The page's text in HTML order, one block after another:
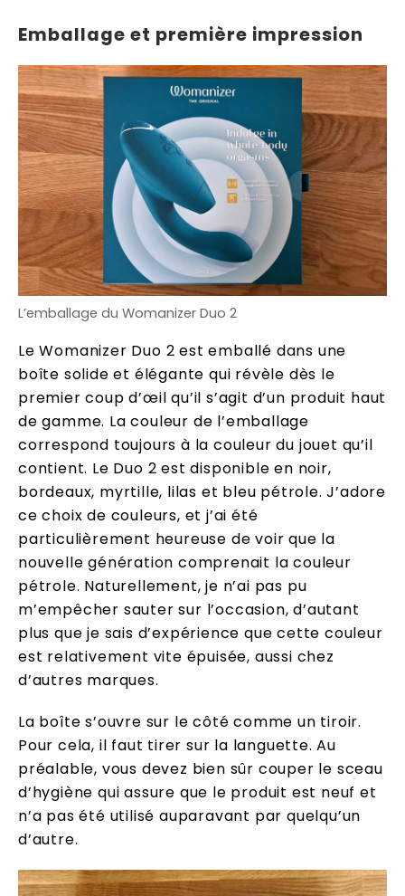
Emballage et première impression
L’emballage du Womanizer Duo 2
Le Womanizer Duo 2 est emballé dans une
boîte solide et élégante qui révèle dès le
premier coup d’œil qu’il s’agit d’un produit haut
de gamme. La couleur de l’emballage
correspond toujours à la couleur du jouet qu’il
contient. Le Duo 2 est disponible en noir,
bordeaux, myrtille, lilas et bleu pétrole. J’adore
ce choix de couleurs, et j’ai été
particulièrement heureuse de voir que la
nouvelle génération comprenait la couleur
pétrole. Naturellement, je n’ai pas pu
m’empêcher sauter sur l’occasion, d’autant
plus que je sais d’expérience que cette couleur
est relativement vite épuisée, aussi chez
d’autres marques.
La boîte s’ouvre sur le côté comme un tiroir.
Pour cela, il faut tirer sur la languette. Au
préalable, vous devez bien sûr couper le sceau
d’hygiène qui assure que le produit est neuf et
n’a pas été utilisé auparavant par quelqu’un
d’autre.